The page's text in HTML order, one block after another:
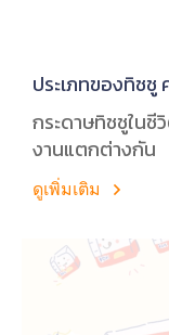
ประเภทของทิชชู
กระดาษทิชชูในชี
งานแตกต่างกัน
ดูเพิ่มเติม